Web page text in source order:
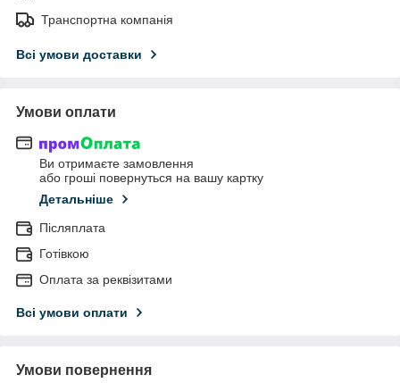
Транспортна компанія
Всі умови доставки
Умови оплати
Ви отримаєте замовлення
або гроші повернуться на вашу картку
Детальніше
Післяплата
Готівкою
Оплата за реквізитами
Всі умови оплати
Умови повернення